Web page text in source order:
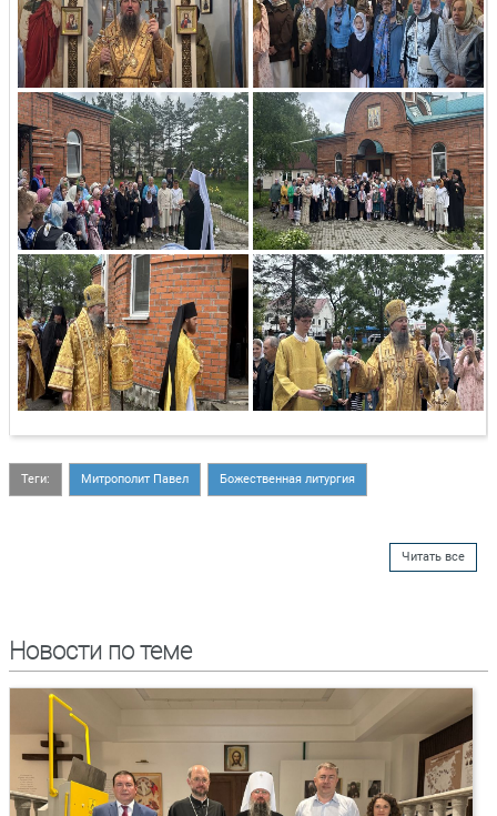
Теги: Митрополит Павел Божественная литургия
Читать все
Новости по теме